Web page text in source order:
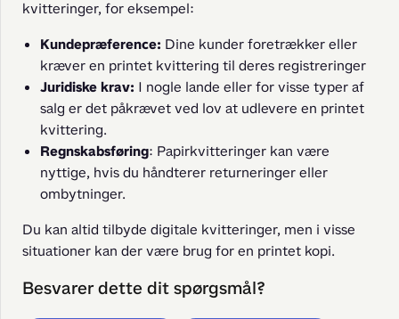
kvitteringer, for eksempel:
Kundepræference: Dine kunder foretrækker eller
kræver en printet kvittering til deres registreringer
Juridiske krav: I nogle lande eller for visse typer af
salg er det påkrævet ved lov at udlevere en printet
kvittering.
Regnskabsføring: Papirkvitteringer kan være
nyttige, hvis du håndterer returneringer eller
ombytninger.
Du kan altid tilbyde digitale kvitteringer, men i visse
situationer kan der være brug for en printet kopi.
Besvarer dette dit spørgsmål?